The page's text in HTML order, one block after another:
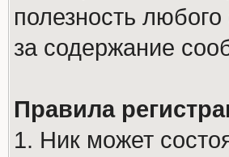
полезность
за содержание
Правила
1. Ник может